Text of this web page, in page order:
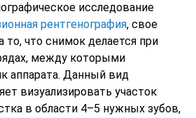
исследование
рентгенография, свое
то, что снимок делается при
между которыми
аппарата. Данный вид
визуализировать участок
в области 4–5 нужных зубов,